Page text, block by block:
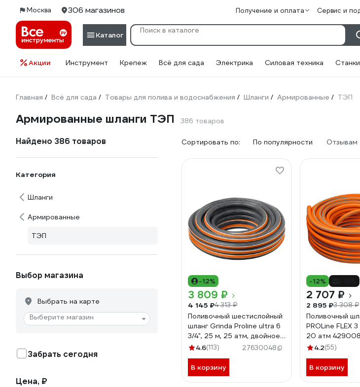
Москва 306 магазинов Получение и оплата Сервис и
Каталог
Акции Инструмент Крепеж Всё для сада Электрика Силовая техника Станки
Главная / Всё для сада / Товары для полива и водоснабжения / Шланги / Армированные / ТЭП
Армированные шланги ТЭП 386 товаров
Найдено 386 товаров
Категория
Шланги
Армированные
ТЭП
Выбор магазина
Выбрать на карте
Выберите магазин
Забрать сегодня
Цена, ₽
Сортировать по: По популярности Отзывам
-12%
3 809 ₽
4 145 ₽4 313 ₽
Поливочный шестислойный
шланг Grinda Proline ultra 6
3/4", 25 м, 25 атм, двойное
армирование 429009-3/4-
4.6(113) 27630048
В корзину
-12%
2 707 ₽
2 895 ₽3 308 ₽
Поливочный
PROLine FLEX
20 атм
4.2(55)
В корзину